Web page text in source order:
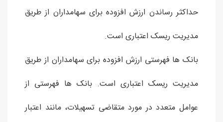
حداکثر رساندن ارزش افزوده برای سهامداران از طریق
مدیریت ریسک اعتباری است.
بانک ها فهرستی ارزش افزوده برای سهامداران از طریق
مدیریت ریسک اعتباری است. بانک ها فهرستی از
عوامل متعدد در مورد متقاضی تسهیلات، مانند اعتبار